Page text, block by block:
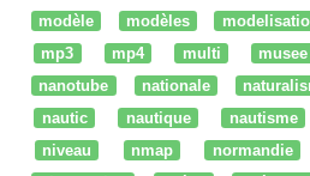
modèle
modèles
mp3
mp4 multi musee
nanotube
nationale
nautic
nautique nautisme
niveau
nmap normandie